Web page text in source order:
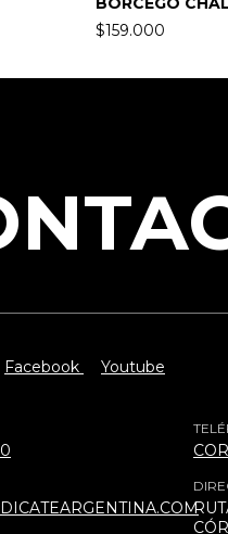
$159.000
Facebook Youtube